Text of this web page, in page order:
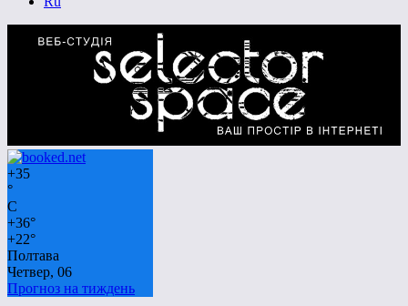
+35
°
C
+36°
+22°
Полтава
Четвер, 06
Прогноз на тиждень